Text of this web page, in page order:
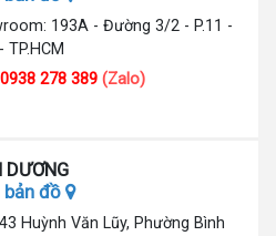
193A - Đường 3/2 - P.11 -
TP.HCM
0938 278 389(Zalo)
DƯƠNG
bản đồ
Huỳnh Văn Lũy, Phường Bình